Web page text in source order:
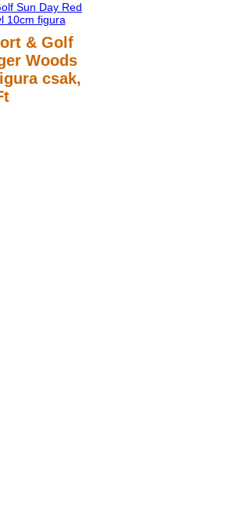
& Golf
Woods
csak,